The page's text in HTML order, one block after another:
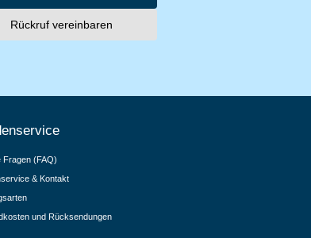
Rückruf vereinbaren
Fragen (FAQ)
& Kontakt
und Rücksendungen